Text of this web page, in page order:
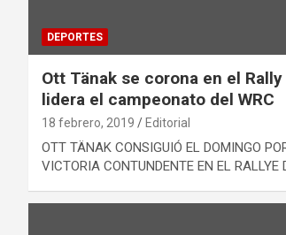
DEPORTES
Ott Tänak se corona en el
lidera el campeonato del WRC
18 febrero, 2019 Editorial
OTT TÄNAK CONSIGUIÓ EL DOMINGO
VICTORIA CONTUNDENTE EN EL RALLYE